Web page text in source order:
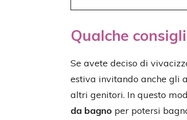
Qualche
Se avete deciso di
estiva invitando anche gli
altri genitori. In questo
da bagno per potersi